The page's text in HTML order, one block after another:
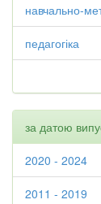
навчально-
педагогіка
за датою
2020 - 2024
2011 - 2019